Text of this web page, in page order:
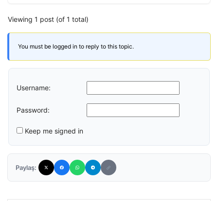
Viewing 1 post (of 1 total)
You must be logged in to reply to this topic.
Username:
Password:
Keep me signed in
Paylaş: